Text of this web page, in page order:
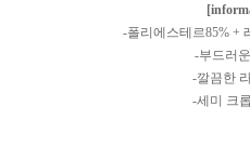
-폴리에스테르85% +
-부드러
-깔끔한
-세미 크